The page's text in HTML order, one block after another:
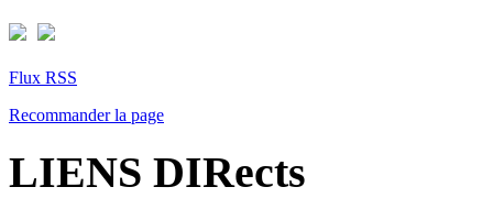
Flux RSS
Recommander la page
LIENS DIRects